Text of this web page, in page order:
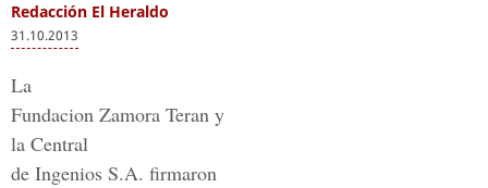
Redacción El Heraldo
31.10.2013
La
Fundacion Zamora Teran y
la Central
de Ingenios S.A. firmaron